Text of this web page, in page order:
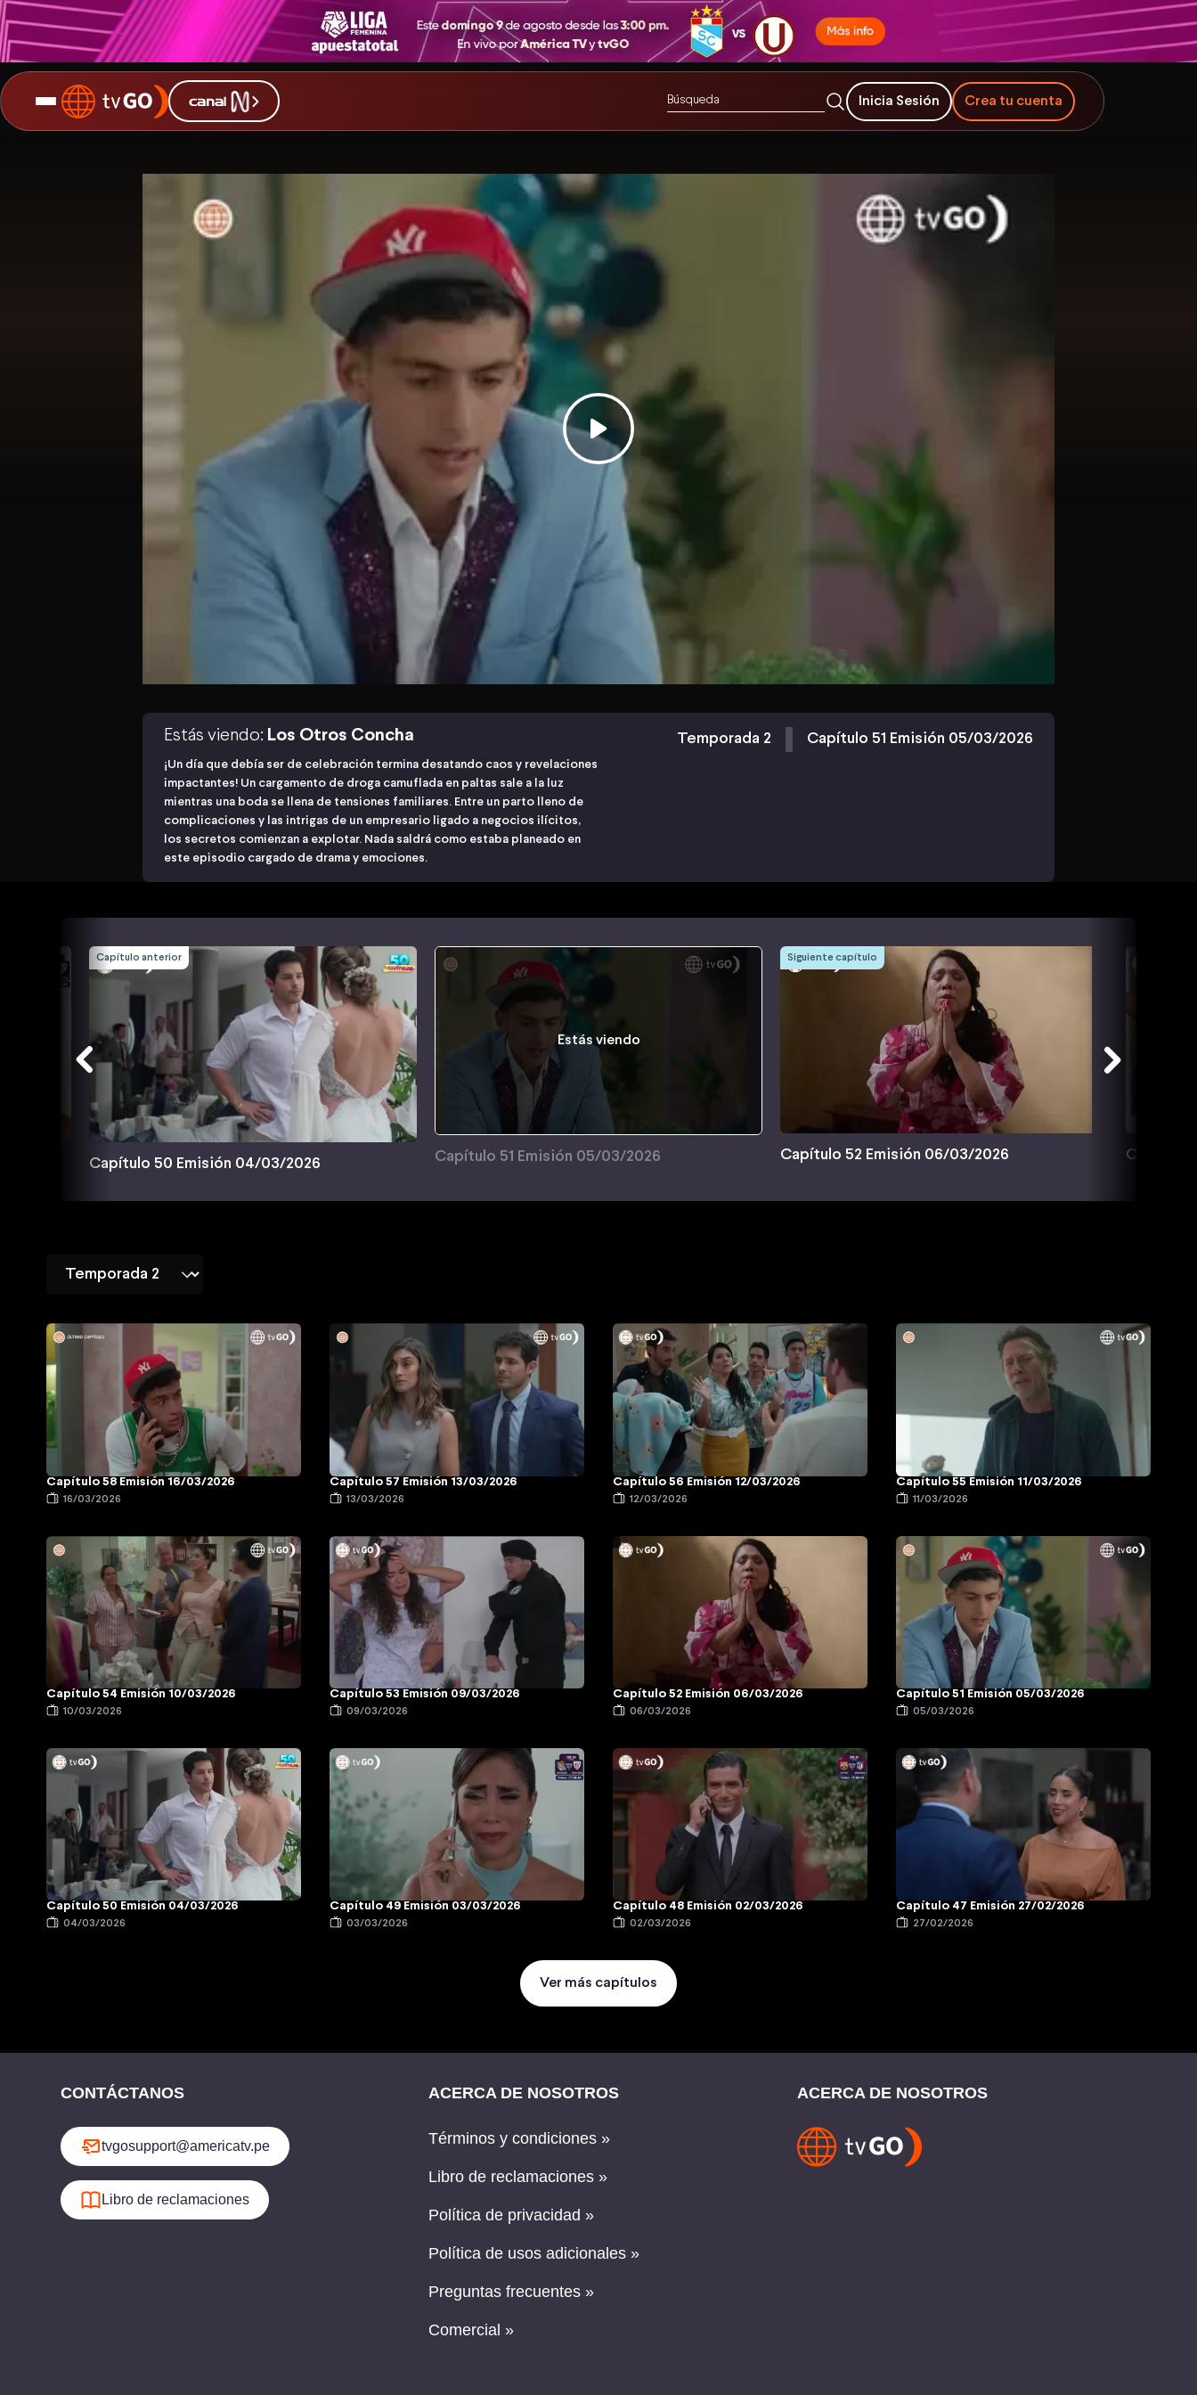
Inicia Sesión Crea tu cuenta
Estás viendo: Los Otros Concha
¡Un día que debía ser de celebración termina desatando caos y revelaciones
impactantes! Un cargamento de droga camuflada en paltas sale a la luz
mientras una boda se llena de tensiones familiares. Entre un parto lleno de
complicaciones y las intrigas de un empresario ligado a negocios ilícitos,
los secretos comienzan a explotar. Nada saldrá como estaba planeado en
este episodio cargado de drama y emociones.
Temporada 2 Capítulo 51 Emisión 05/03/2026
Capítulo anterior
Capítulo 50 Emisión 04/03/2026
Estás viendo
Capítulo 51 Emisión 05/03/2026
Siguiente capítulo
Capítulo 52 Emisión 06/03/2026 Capítulo
Capítulo 58 Emisión 16/03/2026
16/03/2026
Capítulo 57 Emisión 13/03/2026
13/03/2026
Capítulo 56 Emisión 12/03/2026
12/03/2026
Capítulo 55 Emisión 11/03/2026
11/03/2026
Capítulo 54 Emisión 10/03/2026
10/03/2026
Capítulo 53 Emisión 09/03/2026
09/03/2026
Capítulo 52 Emisión 06/03/2026
06/03/2026
Capítulo 51 Emisión 05/03/2026
05/03/2026
Capítulo 50 Emisión 04/03/2026
04/03/2026
Capítulo 49 Emisión 03/03/2026
03/03/2026
Capítulo 48 Emisión 02/03/2026
02/03/2026
Capítulo 47 Emisión 27/02/2026
27/02/2026
Ver más capítulos
CONTÁCTANOS
tvgosupport@americatv.pe
Libro de reclamaciones
ACERCA DE NOSOTROS
Términos y condiciones »
Libro de reclamaciones »
Política de privacidad »
Política de usos adicionales »
Preguntas frecuentes »
Comercial »
ACERCA DE NOSOTROS